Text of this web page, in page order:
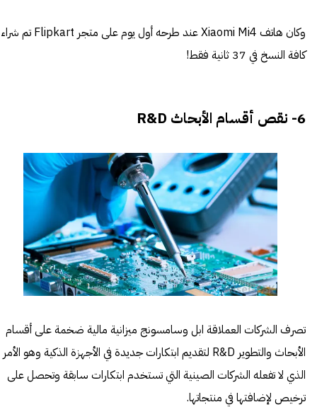
وكان هاتف Xiaomi Mi4 عند طرحه أول يوم على متجر Flipkart تم شراء
كافة النسخ في 37 ثانية فقط!
6- نقص أقسام الأبحاث R&D
تصرف الشركات العملاقة ابل وسامسونج ميزانية مالية ضخمة على أقسام
الأبحاث والتطوير R&D لتقديم ابتكارات جديدة في الأجهزة الذكية وهو الأمر
الذي لا تفعله الشركات الصينية التي تستخدم ابتكارات سابقة وتحصل على
ترخيص لإضافتها في منتجاتها.